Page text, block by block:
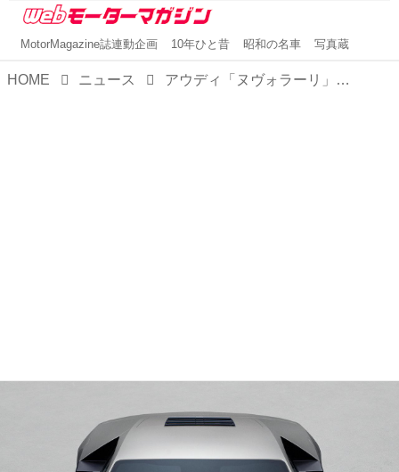
MotorMagazine誌連動企画 10年ひと昔 昭和の名車 写真蔵
HOME ニュース アウディ「ヌヴォラーリ」を発表。高性能ハイブリッドパワートレーンを搭載した初のスーパーカー